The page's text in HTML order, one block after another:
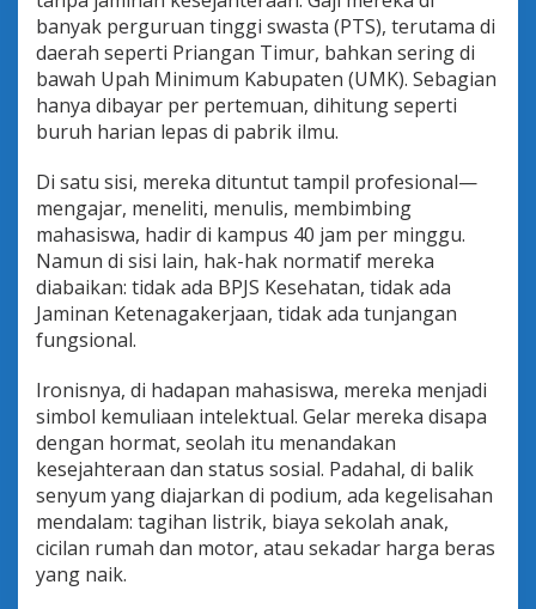
banyak perguruan tinggi swasta (PTS), terutama di
daerah seperti Priangan Timur, bahkan sering di
bawah Upah Minimum Kabupaten (UMK). Sebagian
hanya dibayar per pertemuan, dihitung seperti
buruh harian lepas di pabrik ilmu.
Di satu sisi, mereka dituntut tampil profesional—
mengajar, meneliti, menulis, membimbing
mahasiswa, hadir di kampus 40 jam per minggu.
Namun di sisi lain, hak-hak normatif mereka
diabaikan: tidak ada BPJS Kesehatan, tidak ada
Jaminan Ketenagakerjaan, tidak ada tunjangan
fungsional.
Ironisnya, di hadapan mahasiswa, mereka menjadi
simbol kemuliaan intelektual. Gelar mereka disapa
dengan hormat, seolah itu menandakan
kesejahteraan dan status sosial. Padahal, di balik
senyum yang diajarkan di podium, ada kegelisahan
mendalam: tagihan listrik, biaya sekolah anak,
cicilan rumah dan motor, atau sekadar harga beras
yang naik.